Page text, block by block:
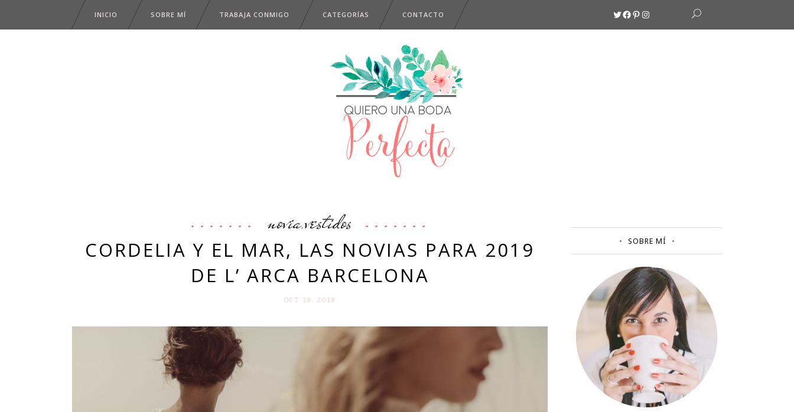
INICIO SOBRE MÍ TRABAJA CONMIGO CATEGORÍAS CONTACTO Twitter
Facebook
Pinterest
Instagram
novia,vestidos
CORDELIA Y EL MAR, LAS NOVIAS PARA 2019
DE L’ ARCA BARCELONA
OCT 18. 2018
SOBRE MÍ